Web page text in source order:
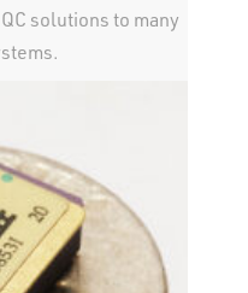
solutions to many